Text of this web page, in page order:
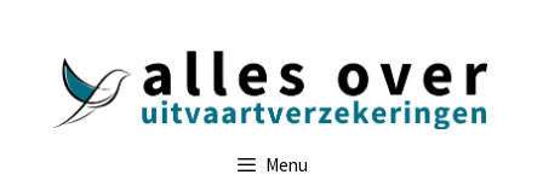
Menu